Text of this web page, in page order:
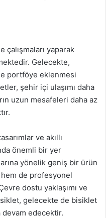
yaparak
Gelecekte,
portföye eklenmesi
şehir içi ulaşımı daha
uzun mesafeleri daha az
ve akıllı
önemli bir yer
yönelik geniş bir ürün
de profesyonel
dostu yaklaşımı ve
gelecekte de bisiklet
edecektir.